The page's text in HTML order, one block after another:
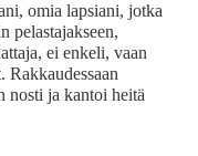
omia lapsiani, jotka
pelastajakseen,
ei enkeli, vaan
Rakkaudessaan
nosti ja kantoi heitä